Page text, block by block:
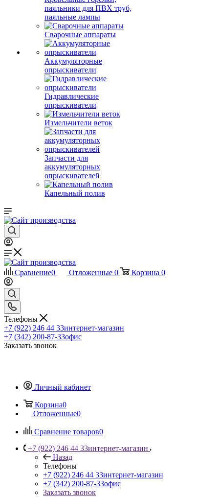
паяльники для ПВХ труб,
паяльные лампы
Сварочные аппараты
Аккумуляторные
опрыскиватели
Гидравлические
опрыскиватели
Измельчители веток
Запчасти для
аккумуляторных
опрыскивателей
Капельный полив
Сравнение0 Отложенные 0 Корзина 0
Телефоны
+7 (922) 246 44 33интернет-магазин
+7 (342) 200-87-33офис
Заказать звонок
Личный кабинет
Корзина0
Отложенные0
Сравнение товаров0
+7 (922) 246 44 33интернет-магазин
Назад
Телефоны
+7 (922) 246 44 33интернет-магазин
+7 (342) 200-87-33офис
Заказать звонок